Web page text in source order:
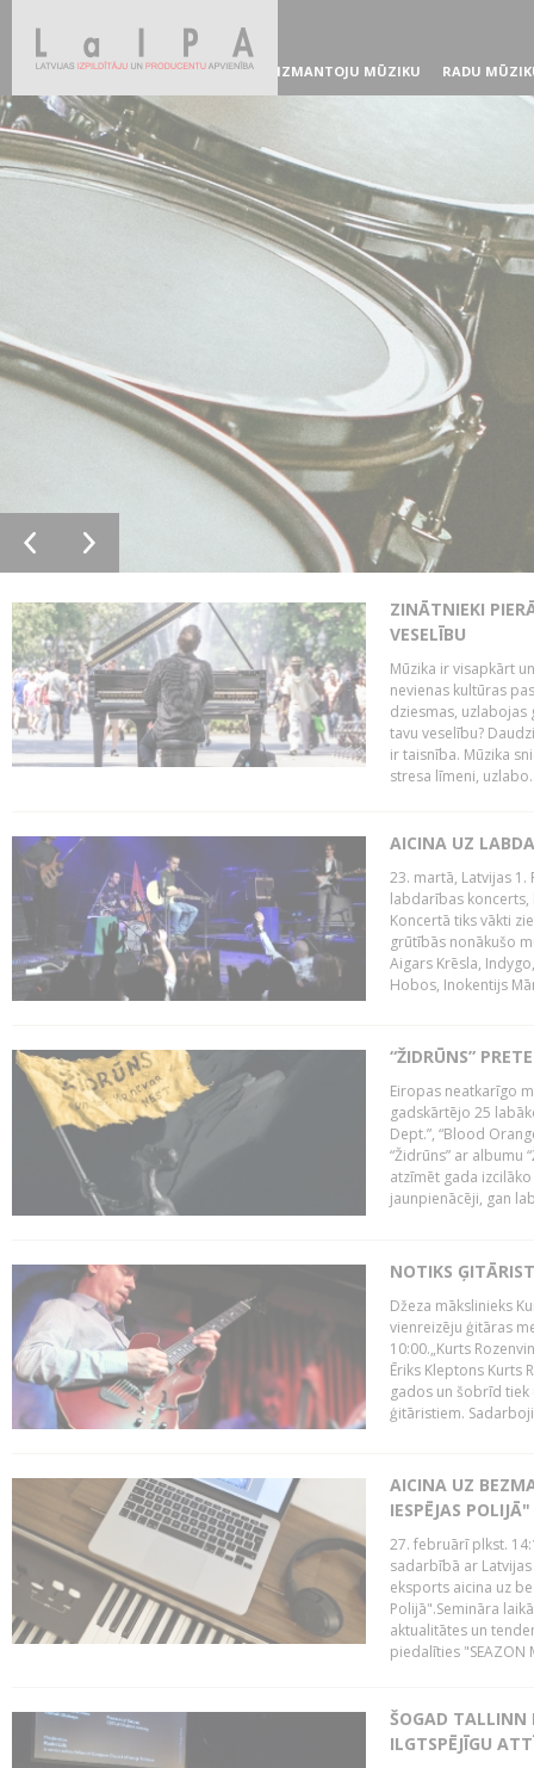
IZMANTOJU MŪZIKU RADU
ZINĀTNIEKI
VESELĪBU
Mūzika ir visapkārt
nevienas kultūras
dziesmas, uzlabojas
tavu veselību?
ir taisnība. Mūzika
stresa līmeni,
AICINA UZ
23. martā, Latvijas 1.
labdarības koncerts,
Koncertā tiks vākti
grūtībās nonākušo
Aigars Krēsla,
Hobos, Inokentijs
“ŽIDRŪNS”
Eiropas neatkarīgo
gadskārtējo 25
Dept.”, “Blood
“Židrūns” ar albumu
atzīmēt gada
jaunpienācēji, gan
NOTIKS
Džeza mākslinieks
vienreizēju ģitāras
10:00.„Kurts
Ēriks Kleptons Kurts
gados un šobrīd
ģitāristiem.
AICINA UZ
IESPĒJAS POLIJĀ"
27. februārī plkst.
sadarbībā ar
eksports aicina uz
Polijā".Semināra
aktualitātes un
piedalīties "SEAZON
ŠOGAD TALLINN
ILGTSPĒJĪGU